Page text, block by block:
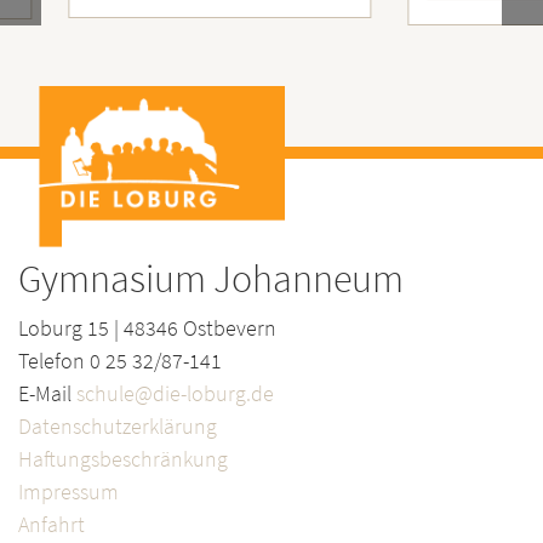
Gymnasium Johanneum
Loburg 15 | 48346 Ostbevern
Telefon 0 25 32/87-141
E-Mail schule@die-loburg.de
Datenschutzerklärung
Haftungsbeschränkung
Impressum
Anfahrt